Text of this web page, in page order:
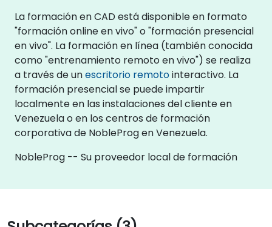
La formación en CAD está disponible en formato
"formación online en vivo" o "formación presencial
en vivo". La formación en línea (también conocida
como "entrenamiento remoto en vivo") se realiza
a través de unescritorio remotointeractivo. La
formación presencial se puede impartir
localmente en las instalaciones del cliente en
Venezuela o en los centros de formación
corporativa de NobleProg en Venezuela.
NobleProg -- Su proveedor local de formación